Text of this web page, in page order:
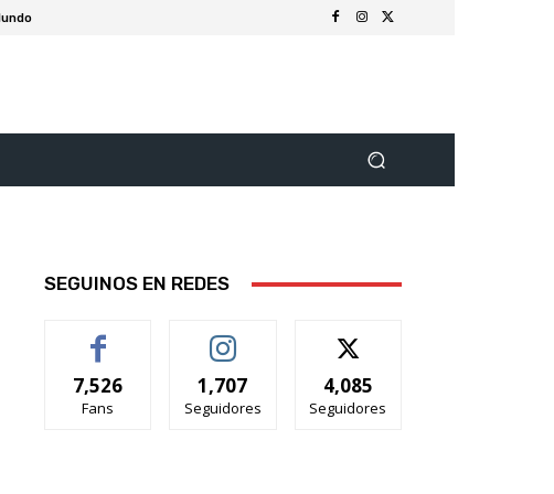
SEGUINOS EN REDES
7,526
Fans
1,707
Seguidores
4,085
Seguidores